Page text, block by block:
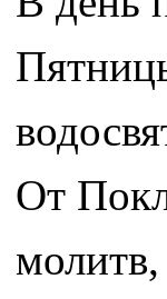
От